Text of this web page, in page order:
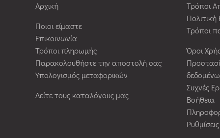
Αρχική
Ποιοι είμαστε
Επικοινωνία
Τρόποι πληρωμής
Παρακολουθήστε την αποστολή σας
Υπολογισμός μεταφορικών
Δείτε τους καταλόγους μας
Τρόποι
Τρόποι
Όροι
Συχνές
Βοήθεια